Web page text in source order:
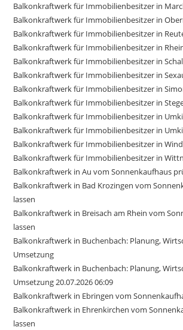
Balkonkraftwerk für Immobilienbesitzer in
Balkonkraftwerk für Immobilienbesitzer in
Balkonkraftwerk für Immobilienbesitzer in
Balkonkraftwerk für Immobilienbesitzer in
Balkonkraftwerk für Immobilienbesitzer in
Balkonkraftwerk für Immobilienbesitzer in
Balkonkraftwerk für Immobilienbesitzer in
Balkonkraftwerk für Immobilienbesitzer in
Balkonkraftwerk für Immobilienbesitzer in
Balkonkraftwerk für Immobilienbesitzer in
Balkonkraftwerk für Immobilienbesitzer in
Balkonkraftwerk für Immobilienbesitzer in
Balkonkraftwerk in Au vom Sonnenkaufhaus
Balkonkraftwerk in Bad Krozingen vom
lassen
Balkonkraftwerk in Breisach am Rhein vom
lassen
Balkonkraftwerk in Buchenbach: Planung,
Umsetzung
Balkonkraftwerk in Buchenbach: Planung,
Umsetzung 20.07.2026 06:09
Balkonkraftwerk in Ebringen vom
Balkonkraftwerk in Ehrenkirchen vom
lassen